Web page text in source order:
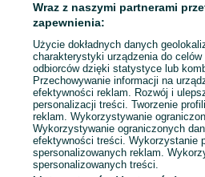
ID:1013141977
Zadzwoń / SMS
Wraz z naszymi partnerami
zapewnienia:
Użycie dokładnych danych
charakterystyki urządzenia do
odbiorców dzięki statystyce lub
Przechowywanie informacji na
efektywności reklam. Rozwój i
personalizacji treści. Tworzenie
reklam. Wykorzystywanie
Wykorzystywanie ograniczonych
efektywności treści. Wykorzystanie
spersonalizowanych reklam.
spersonalizowanych treści.